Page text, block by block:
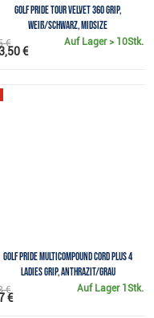
Golf Pride Tour Velvet 360 Grip,
weiß/schwarz, Midsize
Auf Lager> 10Stk.
€
€
Golf Pride MultiCompound Cord Plus 4
Ladies Grip, Anthrazit/Grau
Auf Lager 1Stk.
€
€